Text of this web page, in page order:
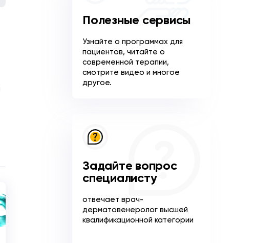
Полезные сервисы
Узнайте о программах для
пациентов, читайте о
современной терапии,
смотрите видео и многое
другое.
Задайте вопрос
специалисту
отвечает врач-
дерматовенеролог высшей
квалификационной категории